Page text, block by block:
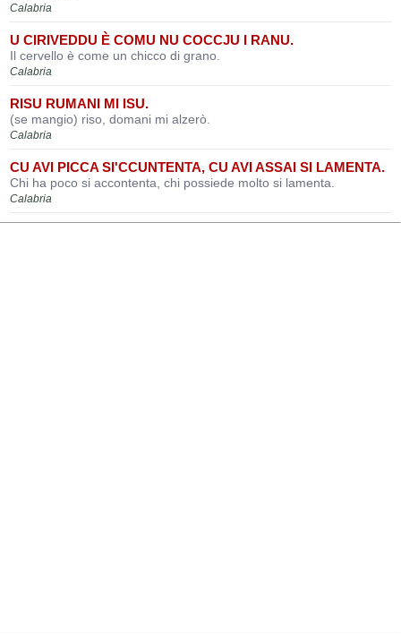
Calabria
U CIRIVEDDU È COMU NU COCCJU I RANU.
Il cervello è come un chicco di grano.
Calabria
RISU RUMANI MI ISU.
(se mangio) riso, domani mi alzerò.
Calabria
CU AVI PICCA SI'CCUNTENTA, CU AVI ASSAI SI LAMENTA.
Chi ha poco si accontenta, chi possiede molto si lamenta.
Calabria